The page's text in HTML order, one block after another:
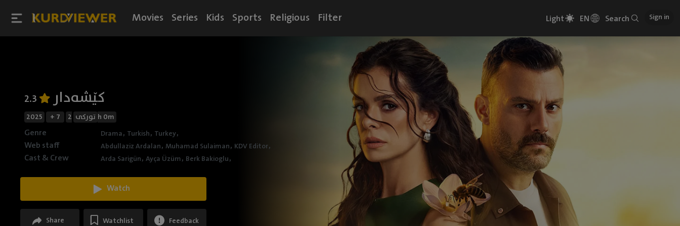
Movies Series Kids Sports Religious Filter Light EN Search Sign in
کێشەدار
2025 + 7 تورکی 2h 0m
Genre Drama, Turkish, Turkey,
Web staff
Abdullaziz Ardalan, Muhamad Sulaiman, KDV Editor,
Cast & Crew
Arda Sarigün, Ayça Üzüm, Berk Bakioglu,
Watch
Share Watchlist Feedback